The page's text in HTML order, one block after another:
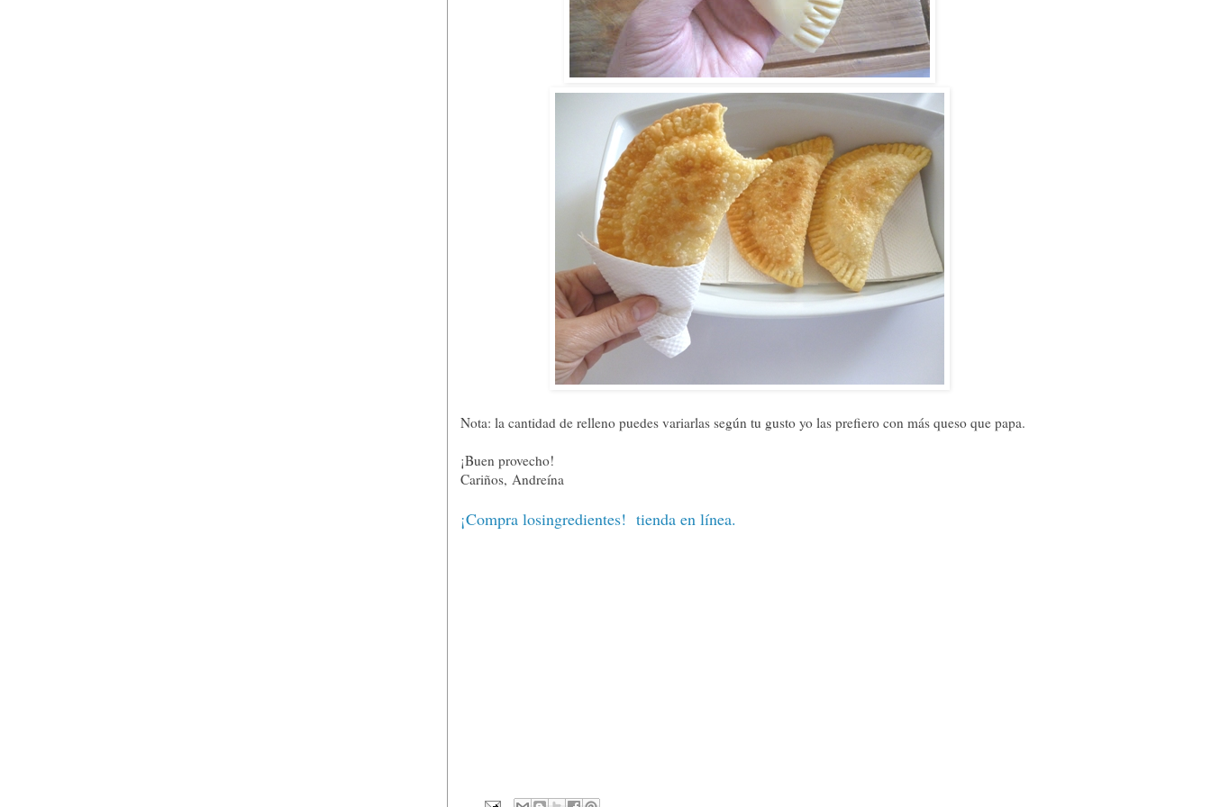
Nota: la cantidad de relleno puedes variarlas según tu gusto yo las prefiero con más queso que papa.
¡Buen provecho!
Cariños, Andreína
¡Compra losingredientes! tienda en línea.